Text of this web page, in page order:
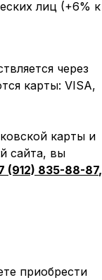
лиц (+6% к
через
карты: VISA,
карты и
сайта, вы
(912) 835-88-87,
приобрести